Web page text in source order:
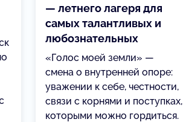
— летнего лагеря для
самых талантливых и
любознательных
«Голос моей земли» —
смена о внутренней опоре:
уважении к себе, честности,
связи с корнями и поступках,
которыми можно гордиться.